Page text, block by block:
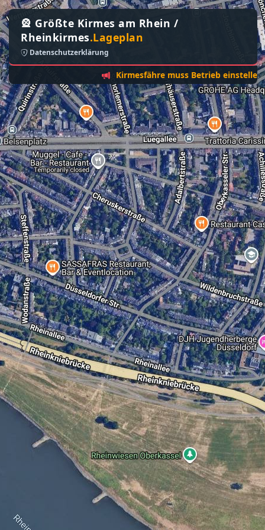
🎡 Größte Kirmes am Rhein /
Rheinkirmes.Lageplan
Datenschutzerklärung
Kirmesfähre muss Betrieb einstellen -